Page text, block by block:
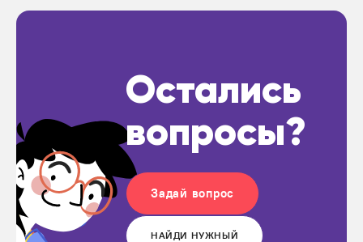
Остались
вопросы?
Задай вопрос
НАЙДИ НУЖНЫЙ